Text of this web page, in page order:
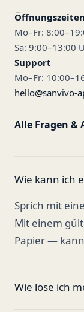
Öffnungszeiten
Mo–Fr:
Sa: 9:00–13:00
Support
Mo–Fr:
hello@sanvivo-
Alle Fragen
Wie kann ich
Sprich mit
Mit einem
Papier —
Wie löse ich